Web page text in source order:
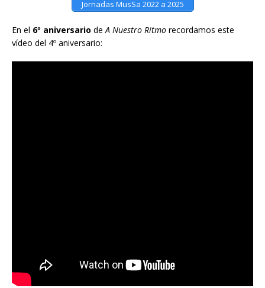
Jornadas MusSa 2022 a 2025
En el 6º aniversario deA Nuestro Ritmo recordamos este
vídeo del 4º aniversario: